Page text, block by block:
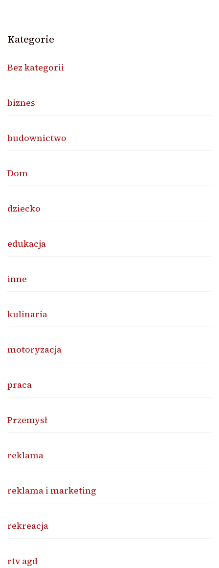
Kategorie
Bez kategorii
biznes
budownictwo
Dom
dziecko
edukacja
inne
kulinaria
motoryzacja
praca
Przemysł
reklama
reklama i marketing
rekreacja
rtv agd